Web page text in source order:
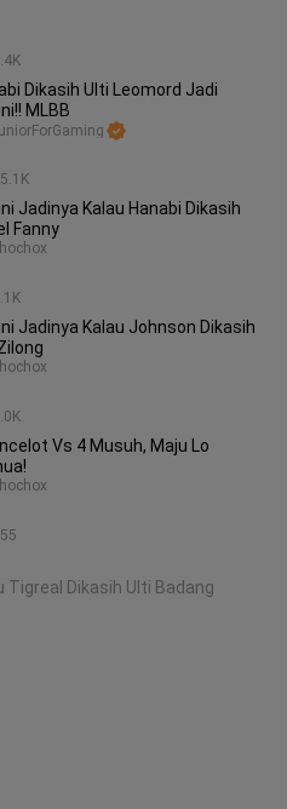
Dikasih Ulti Leomord Jadi
MLBB
Jadinya Kalau Hanabi Dikasih
Fanny
Jadinya Kalau Johnson Dikasih
Vs 4 Musuh, Maju Lo
Tigreal Dikasih Ulti Badang